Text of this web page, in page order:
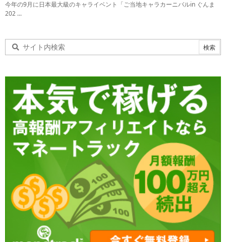
今年の9月に日本最大級のキャライベント「ご当地キャラカーニバルin ぐんま
202 ...